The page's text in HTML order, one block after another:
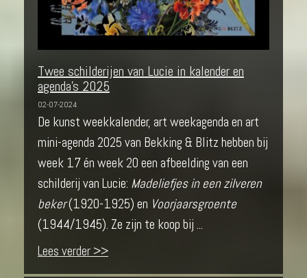
Twee schilderijen van Lucie in kalender en
agenda's 2025
02-07-2024
De kunst weekkalender, art weekagenda en art
mini-agenda 2025 van Bekking & Blitz hebben bij
week 17 én week 20 een afbeelding van een
schilderij van Lucie: Madeliefjes in een zilveren
beker(1920-1925) en Voorjaarsgroente
(1944/1945). Ze zijn te koop bij ...
Lees verder >>